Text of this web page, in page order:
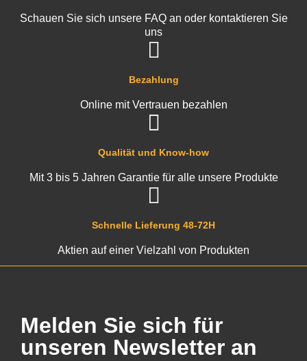
Schnelle Lieferung 48-72H
Aktien auf einer Vielzahl von Produkten
Qualität und Know-how
Mit 3 bis 5 Jahren Garantie für alle unsere Produkte
Bezahlung
Online mit Vertrauen bezahlen
Schauen Sie sich unsere FAQ an oder kontaktieren Sie
uns
Melden Sie sich für
unseren Newsletter an